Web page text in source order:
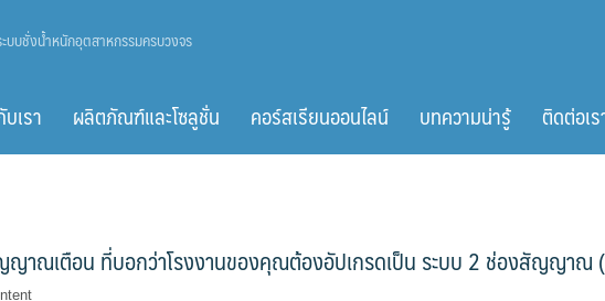
บบชั่งน้ำหนักอุตสาหกรรมครบวงจร
เรา ผลิตภัณฑ์และโซลูชั่น คอร์สเรียนออนไลน์ บทความน่ารู้ ติดต่อเ
าณเตือน ที่บอกว่าโรงงานของคุณต้องอัปเกรดเป็น ระบบ 2 ช่องสัญญาณ